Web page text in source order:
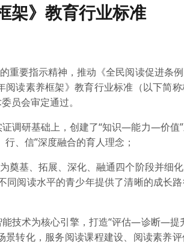
架》教育行业标准
重要指示精神，推动《全民阅读促进条
读素养框架》教育行业标准（以下简
员会审定通过。
调研基础上，创建了“知识—能力—价值”
、信”深度融合的育人理念；
奠基、拓展、深化、融通四个阶段并细
阅读水平的青少年提供了清晰的成长
技术为核心引擎，打造“评估—诊断—提
转化，服务阅读课程建设、阅读素养评